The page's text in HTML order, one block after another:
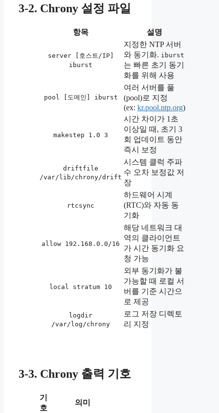
3-2. Chrony 설정 파일
항목 설명
server [호스트/IP]
iburst
지정한 NTP 서버
와 동기화. iburst
는 빠른 초기 동기
화를 위해 사용
pool [도메인] iburst
여러 서버를 풀
(pool)로 지정
(ex: kr.pool.ntp.org)
makestep 1.0 3
시간 차이가 1초
이상일 때, 초기 3
회 업데이트 동안
즉시 보정
driftfile
/var/lib/chrony/drift
시스템 클럭 주파
수 오차 보정값 저
장
rtcsync
하드웨어 시계
(RTC)와 자동 동
기화
allow 192.168.0.0/16
해당 네트워크 대
역의 클라이언트
가 시간 동기화 요
청 가능
local stratum 10
외부 동기화가 불
가능할 때 로컬 서
버를 기준 시간으
로 제공
logdir
/var/log/chrony
로그 저장 디렉토
리 지정
3-3. Chrony 출력 기호
기
호
의미